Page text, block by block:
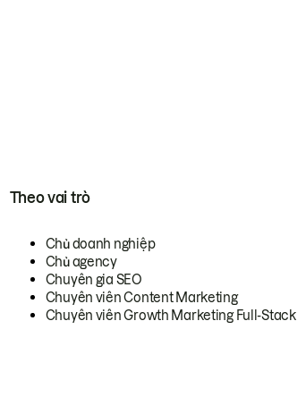
Theo vai trò
Chủ doanh nghiệp
Chủ agency
Chuyên gia SEO
Chuyên viên Content Marketing
Chuyên viên Growth Marketing Full-Stack